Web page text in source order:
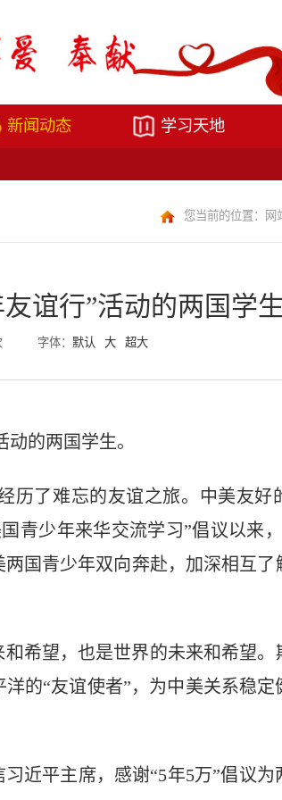
新闻动态 学习天地
您当前的位置： 网
谊行”活动的两国学生
字体： 默认 大 超大
的两国学生。
历了难忘的友谊之旅。中美友好
青少年来华交流学习”倡议以来
国青少年双向奔赴，加深相互了
希望，也是世界的未来和希望。
的“友谊使者”，为中美关系稳定
近平主席，感谢“5年5万”倡议为